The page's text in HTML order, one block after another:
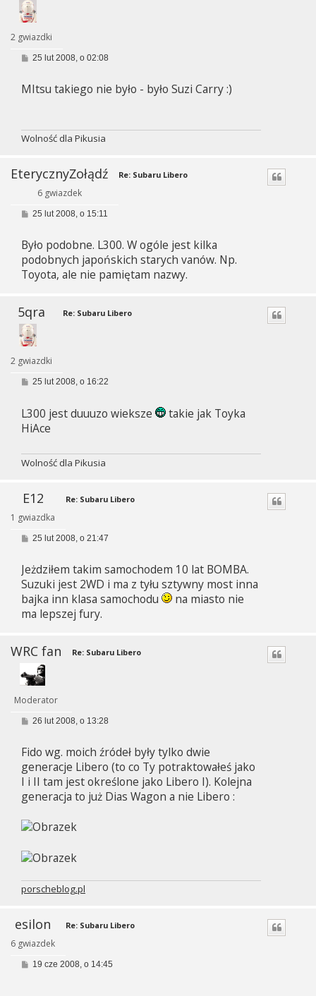
2 gwiazdki
P
t
25 lut 2008, o 02:08
MItsu takiego nie było - było Suzi Carry :)
Wolność dla Pikusia
EterycznyŻołądź
6 gwiazdek
Re: Subaru Libero
P
t
25 lut 2008, o 15:11
Było podobne. L300. W ogóle jest kilka
podobnych japońskich starych vanów. Np.
Toyota, ale nie pamiętam nazwy.
5qra
2 gwiazdki
Re: Subaru Libero
P
t
25 lut 2008, o 16:22
L300 jest duuuzo wieksze
takie jak Toyka
HiAce
Wolność dla Pikusia
E12
1 gwiazdka
Re: Subaru Libero
P
t
25 lut 2008, o 21:47
Jeżdziłem takim samochodem 10 lat BOMBA.
Suzuki jest 2WD i ma z tyłu sztywny most inna
bajka inn klasa samochodu
na miasto nie
ma lepszej fury.
WRC fan
Moderator
Re: Subaru Libero
P
t
26 lut 2008, o 13:28
Fido wg. moich źródeł były tylko dwie
generacje Libero (to co Ty potraktowałeś jako
I i II tam jest określone jako Libero I). Kolejna
generacja to już Dias Wagon a nie Libero :
porscheblog.pl
esilon
6 gwiazdek
Re: Subaru Libero
P19 cze 2008, o 14:45